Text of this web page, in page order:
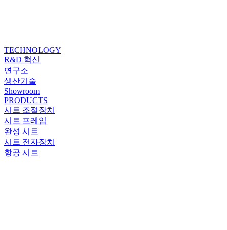
TECHNOLOGY
R&D 혁신
연구소
생산기술
Showroom
PRODUCTS
시트 조절장치
시트 프레임
완성 시트
시트 전자장치
항공 시트